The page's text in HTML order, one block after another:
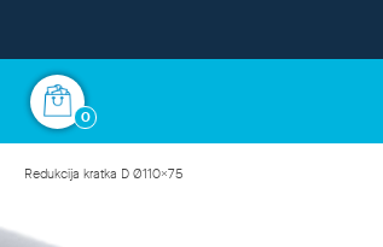
0
Redukcija kratka D Ø110x75